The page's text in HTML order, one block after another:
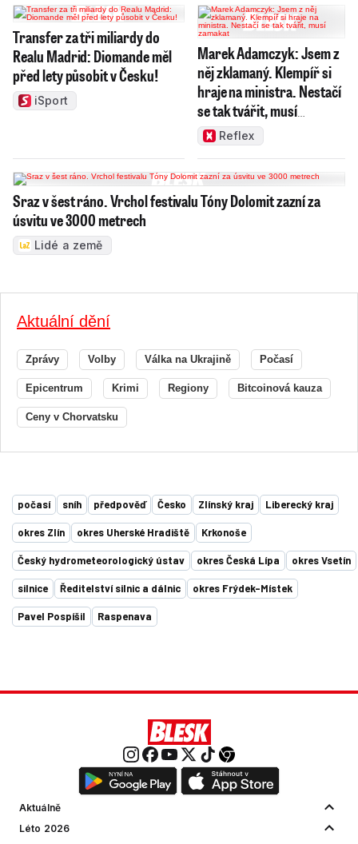
Transfer za tři miliardy do
Realu Madrid: Diomande měl
před lety působit v Česku!
iSport
Marek Adamczyk: Jsem z
něj zklamaný. Klempíř si
hraje na ministra. Nestačí
se tak tvářit, musí
zamakat
Reflex
Sraz v šest ráno. Vrchol festivalu Tóny Dolomit zazní za
úsvitu ve 3000 metrech
Lidé a země
Aktuální dění
Zprávy Volby Válka na Ukrajině Počasí
Epicentrum Krimi Regiony Bitcoinová kauza
Ceny v Chorvatsku
počasí sníh předpověď Česko Zlínský kraj Liberecký kraj
okres Zlín okres Uherské Hradiště Krkonoše
Český hydrometeorologický ústav okres Česká Lípa okres Vsetín
silnice Ředitelství silnic a dálnic okres Frýdek-Místek
Pavel Pospíšil Raspenava
Aktuálně
Léto 2026